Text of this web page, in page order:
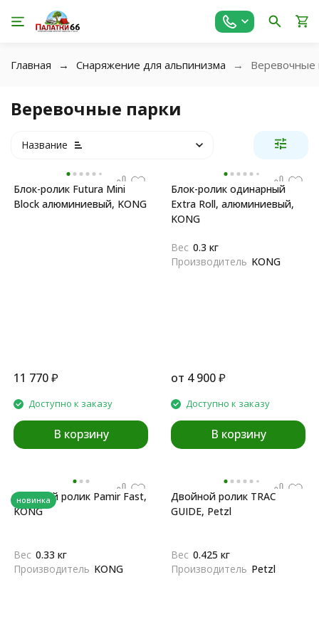
Главная Снаряжение для альпинизма Веревочные
Веревочные парки
Название
Блок-ролик Futura Mini
Block алюминиевый, KONG
11 770₽
Доступно к заказу
В корзину
Блок-ролик одинарный
Extra Roll, алюминиевый,
KONG
Вес 0.3 кг
Производитель KONG
от 4 900₽
Доступно к заказу
В корзину
новинка
Двойной ролик Pamir Fast,
KONG
Вес 0.33 кг
Производитель KONG
Двойной ролик TRAC
GUIDE, Petzl
Вес 0.425 кг
Производитель Petzl